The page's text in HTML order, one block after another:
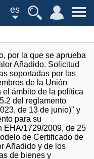
es
por la que se aprueba
Añadido. Solicitud
soportadas por las
de la Unión
el ámbito de la política
del reglamento
de 13 de junio)" y
para su
EHA/1729/2009, de 25
de Certificado de
Añadido y de los
de bienes y